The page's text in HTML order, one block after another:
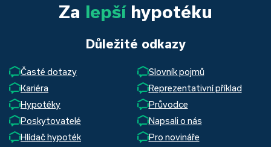
Za lepšíhypotéku
Důležité odkazy
Časté dotazy
Slovník pojmů
Kariéra
Reprezentativní příklad
Hypotéky
Průvodce
Poskytovatelé
Napsali o nás
Hlídač hypoték
Pro novináře